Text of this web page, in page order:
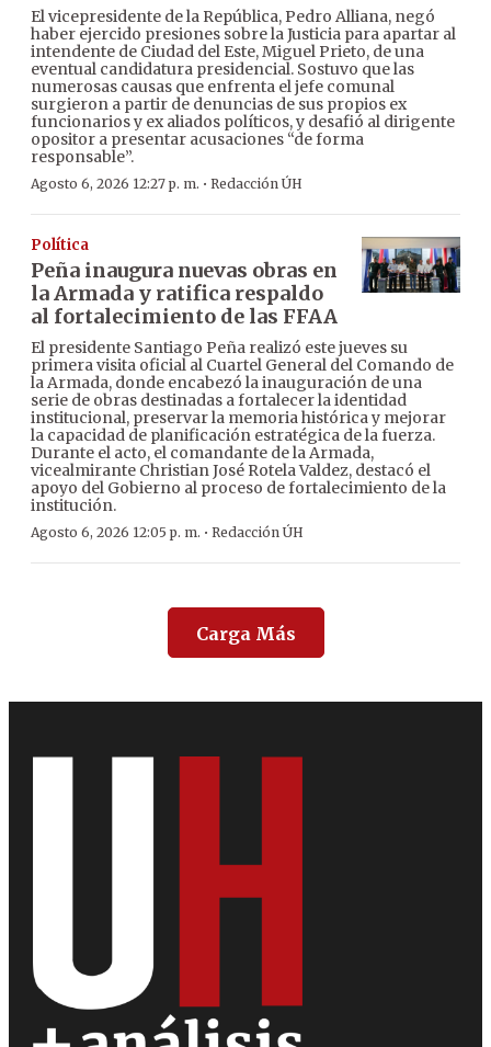
El vicepresidente de la República, Pedro Alliana, negó
haber ejercido presiones sobre la Justicia para apartar al
intendente de Ciudad del Este, Miguel Prieto, de una
eventual candidatura presidencial. Sostuvo que las
numerosas causas que enfrenta el jefe comunal
surgieron a partir de denuncias de sus propios ex
funcionarios y ex aliados políticos, y desafió al dirigente
opositor a presentar acusaciones “de forma
responsable”.
Agosto 6, 2026 12:27 p. m. · Redacción ÚH
Política
Peña inaugura nuevas obras en
la Armada y ratifica respaldo
al fortalecimiento de las FFAA
El presidente Santiago Peña realizó este jueves su
primera visita oficial al Cuartel General del Comando de
la Armada, donde encabezó la inauguración de una
serie de obras destinadas a fortalecer la identidad
institucional, preservar la memoria histórica y mejorar
la capacidad de planificación estratégica de la fuerza.
Durante el acto, el comandante de la Armada,
vicealmirante Christian José Rotela Valdez, destacó el
apoyo del Gobierno al proceso de fortalecimiento de la
institución.
Agosto 6, 2026 12:05 p. m. · Redacción ÚH
Carga Más